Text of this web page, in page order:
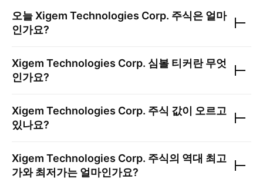
오늘Xigem Technologies Corp. 주식은 얼마
인가요?
Xigem Technologies Corp. 심볼 티커란 무엇
인가요?
Xigem Technologies Corp. 주식 값이 오르고
있나요?
Xigem Technologies Corp. 주식의 역대 최고
가와 최저가는 얼마인가요?